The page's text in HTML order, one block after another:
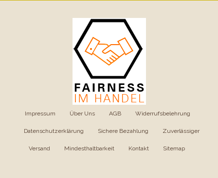
Impressum Über Uns AGB Widerrufsbelehrung
Datenschutzerklärung Sichere Bezahlung Zuverlässiger
Versand Mindesthaltbarkeit Kontakt Sitemap